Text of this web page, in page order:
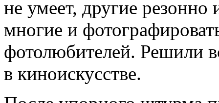
не умеет, другие
многие и
фотолюбителей. Решили
в киноискусстве.